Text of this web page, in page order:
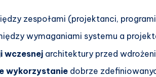
zespołami (projektanci,
wymaganiami systemu a
wczesnej architektury przed
wykorzystanie dobrze